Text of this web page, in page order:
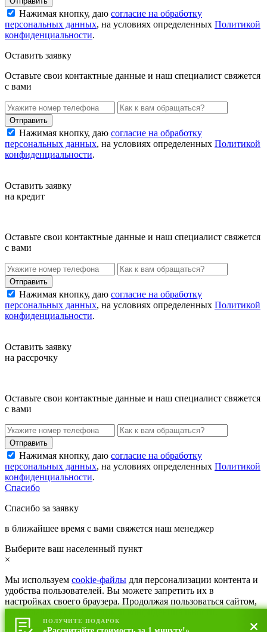
Нажимая кнопку, даю согласие на обработку
персональных данных, на условиях определенных Политикой
конфиденциальности.
Оставить заявку
Оставьте свои контактные данные и наш специалист свяжется
с вами
Нажимая кнопку, даю согласие на обработку
персональных данных, на условиях определенных Политикой
конфиденциальности.
Оставить заявку
на кредит
Оставьте свои контактные данные и наш специалист свяжется
с вами
Нажимая кнопку, даю согласие на обработку
персональных данных, на условиях определенных Политикой
конфиденциальности.
Оставить заявку
на рассрочку
Оставьте свои контактные данные и наш специалист свяжется
с вами
Нажимая кнопку, даю согласие на обработку
персональных данных, на условиях определенных Политикой
конфиденциальности.
Спасибо
Спасибо за заявку
в ближайшее время с вами свяжется наш менеджер
ПОЛУЧИТЕ ПОДАРОК
Выберите ваш населенный пункт
×
Мы используем cookie-файлы для персонализации контента и
удобства пользователей. Вы можете запретить их в
настройках своего браузера. Продолжая пользоваться сайтом,
вы соглашаетесь сполитикой конфиденциальности.